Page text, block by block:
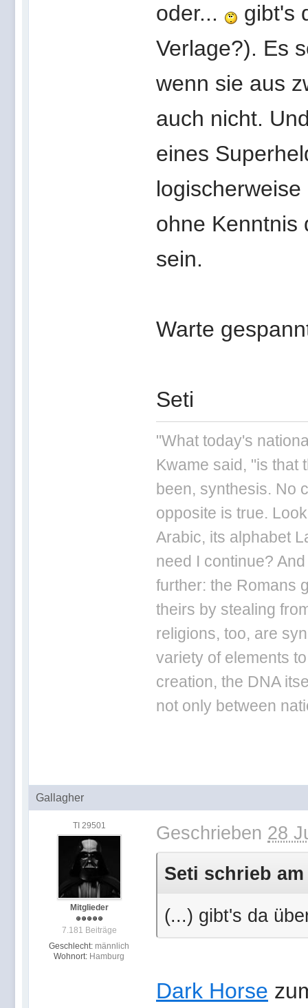
oder...
gibt's
Verlage?). Es
wenn sie aus
auch nicht.
eines
ohne Kenntnis
sein.
Warte
Seti
"What today's
Kwame said, "is that
been, synthesis. No
opposite is true.
Arabic, its alphabet
need I continue?
further: the Romans
theirs by stealing
religions, too, are
variety of elements
creation, the DNA
not only between
Gallagher
TI 29501
Mitglieder
7.181 Beiträge
Geschlecht: männlich
Wohnort: Hamburg
Geschrieben 28
Seti schrieb
(...) gibt's da
Dark Horse